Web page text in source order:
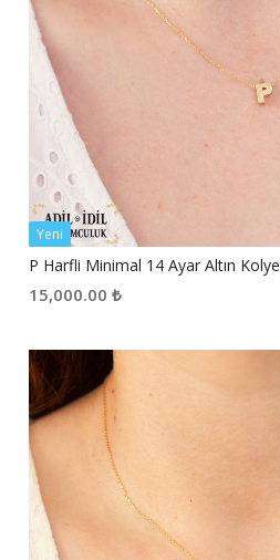
Yeni
P Harfli Minimal 14 Ayar Altın Kolye
15,000.00 ₺